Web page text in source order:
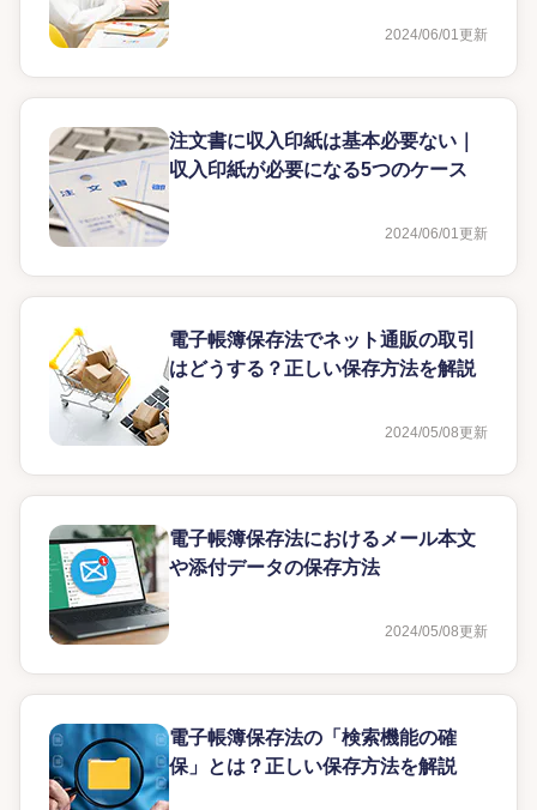
2024/06/01更新
注文書に収入印紙は基本必要ない｜
収入印紙が必要になる5つのケース
2024/06/01更新
電子帳簿保存法でネット通販の取引
はどうする？正しい保存方法を解説
2024/05/08更新
電子帳簿保存法におけるメール本文
や添付データの保存方法
2024/05/08更新
電子帳簿保存法の「検索機能の確
保」とは？正しい保存方法を解説